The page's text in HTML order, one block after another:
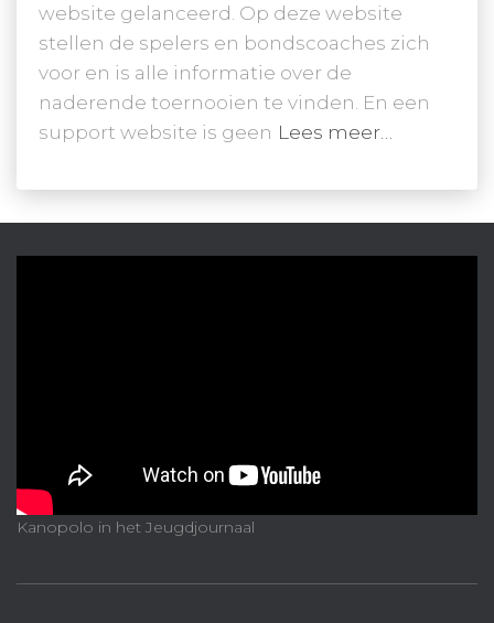
website gelanceerd. Op deze website
stellen de spelers en bondscoaches zich
voor en is alle informatie over de
naderende toernooien te vinden. En een
support website is geen Lees meer…
Kanopolo in het Jeugdjournaal